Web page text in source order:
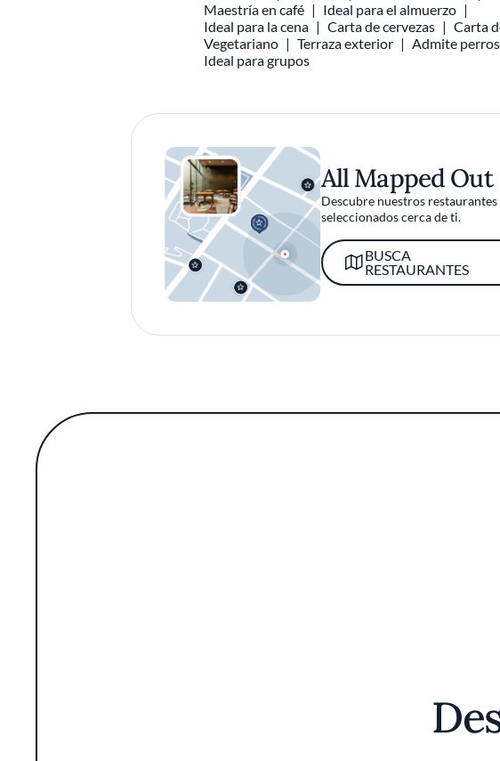
Maestría en café
Ideal para el almuerzo
Ideal para la cena
Carta de cervezas
Carta
Vegetariano
Terraza exterior
Admite perros
Ideal para grupos
All Mapped Out
Descubre nuestros restaurantes
seleccionados cerca de ti.
BUSCA
RESTAURANTES